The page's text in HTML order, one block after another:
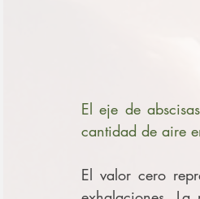
El eje de
cantidad de aire
El valor cero